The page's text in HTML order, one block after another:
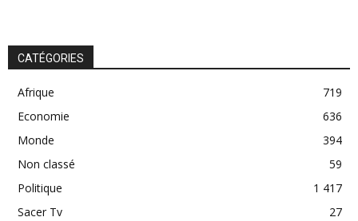
CATÉGORIES
Afrique
719
Economie
636
Monde
394
Non classé
59
Politique
1 417
Sacer Tv
27